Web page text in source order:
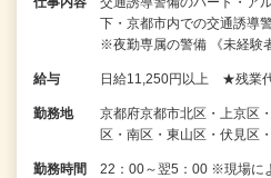
下・京都市内での交通誘導
※夜勤専属の警備 《未経験
給与 日給11,250円以上 ★残業
勤務地
京都府京都市北区・上京区
区・南区・東山区・伏見区
勤務時間 22：00～翌5：00 ※現場に